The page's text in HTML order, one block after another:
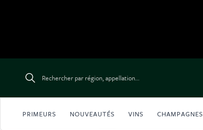
Rechercher par région, appellation...
PRIMEURS NOUVEAUTÉS VINS CHAMPAGNES